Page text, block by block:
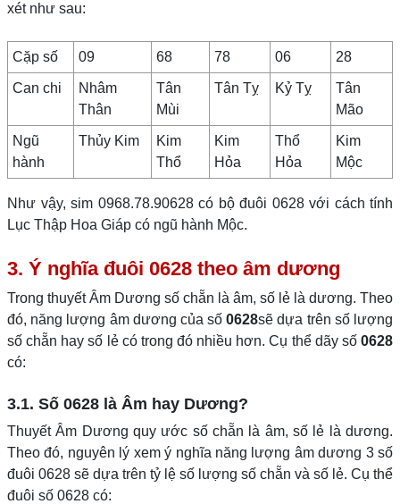
xét như sau:
Cặp số 09 68 78 06 28
Can chi
Nhâm
Thân
Tân
Mùi
Tân Tỵ Kỷ Tỵ
Tân
Mão
Ngũ
hành
Thủy Kim
Kim
Thổ
Kim
Hỏa
Thổ
Hỏa
Kim
Mộc
Như vậy, sim 0968.78.90628 có bộ đuôi 0628 với cách tính
Lục Thập Hoa Giáp có ngũ hành Mộc.
3. Ý nghĩa đuôi 0628 theo âm dương
Trong thuyết Âm Dương số chẵn là âm, số lẻ là dương. Theo
đó, năng lượng âm dương của số0628sẽ dựa trên số lượng
số chẵn hay số lẻ có trong đó nhiều hơn. Cụ thể dãy số 0628
có:
3.1. Số 0628 là Âm hay Dương?
Thuyết Âm Dương quy ước số chẵn là âm, số lẻ là dương.
Theo đó, nguyên lý xem ý nghĩa năng lượng âm dương 3 số
đuôi 0628 sẽ dựa trên tỷ lệ số lượng số chẵn và số lẻ. Cụ thể
đuôi số 0628 có: